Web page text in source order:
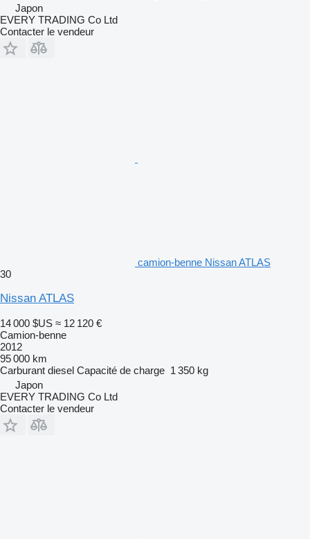
Japon
EVERY TRADING Co Ltd
Contacter le vendeur
camion-benne Nissan ATLAS
30
Nissan ATLAS
14 000 $US ≈ 12 120 €
Camion-benne
2012
95 000 km
Carburant diesel Capacité de charge 1 350 kg
Japon
EVERY TRADING Co Ltd
Contacter le vendeur